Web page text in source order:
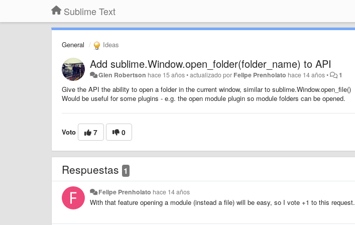
Sublime Text
General Ideas
Add sublime.Window.open_folder(folder_name) to API
Glen Robertson hace 15 años•actualizado por Felipe Prenholato hace 14 años• 1
Give the API the ability to open a folder in the current window, similar to sublime.Window.open_file()
Would be useful for some plugins - e.g. the open module plugin so module folders can be opened.
Voto 7 0
Respuestas 1
Felipe Prenholato hace 14 años
With that feature opening a module (instead a file) will be easy, so I vote +1 to this request.